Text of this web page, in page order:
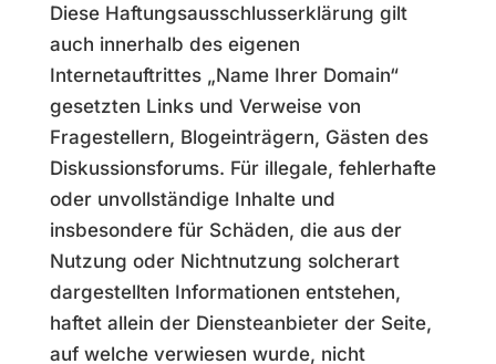
Diese Haftungsausschlusserklärung gilt
auch innerhalb des eigenen
Internetauftrittes „Name Ihrer Domain“
gesetzten Links und Verweise von
Fragestellern, Blogeinträgern, Gästen des
Diskussionsforums. Für illegale, fehlerhafte
oder unvollständige Inhalte und
insbesondere für Schäden, die aus der
Nutzung oder Nichtnutzung solcherart
dargestellten Informationen entstehen,
haftet allein der Diensteanbieter der Seite,
auf welche verwiesen wurde, nicht